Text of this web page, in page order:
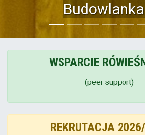
WSPARCIE
(peer support)
REKRUTACJA